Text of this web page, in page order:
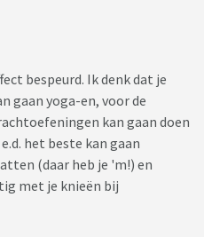
bespeurd. Ik denk dat je
gaan yoga-en, voor de
kan gaan doen
het beste kan gaan
(daar heb je 'm!) en
met je knieën bij